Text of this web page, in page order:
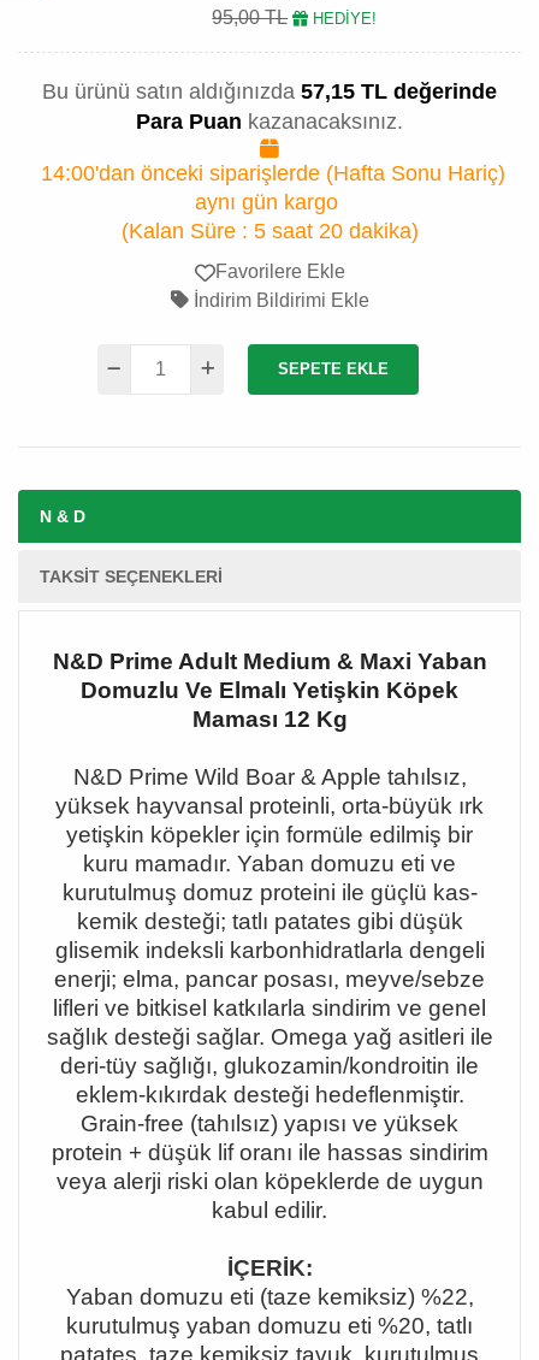
95,00 TL
HEDİYE!
Bu ürünü satın aldığınızda 57,15 TL değerinde
Para Puan kazanacaksınız.
14:00'dan önceki siparişlerde (Hafta Sonu Hariç)
aynı gün kargo
(Kalan Süre : 5 saat 20 dakika)
Favorilere Ekle
İndirim Bildirimi Ekle
SEPETE EKLE
N & D
TAKSIT SEÇENEKLERI
N&D Prime Adult Medium & Maxi Yaban
Domuzlu Ve Elmalı Yetişkin Köpek
Maması 12 Kg
N&D Prime Wild Boar & Apple tahılsız,
yüksek hayvansal proteinli, orta-büyük ırk
yetişkin köpekler için formüle edilmiş bir
kuru mamadır. Yaban domuzu eti ve
kurutulmuş domuz proteini ile güçlü kas-
kemik desteği; tatlı patates gibi düşük
glisemik indeksli karbonhidratlarla dengeli
enerji; elma, pancar posası, meyve/sebze
lifleri ve bitkisel katkılarla sindirim ve genel
sağlık desteği sağlar. Omega yağ asitleri ile
deri-tüy sağlığı, glukozamin/kondroitin ile
eklem-kıkırdak desteği hedeflenmiştir.
Grain-free (tahılsız) yapısı ve yüksek
protein + düşük lif oranı ile hassas sindirim
veya alerji riski olan köpeklerde de uygun
kabul edilir.
İÇERİK:
Yaban domuzu eti (taze kemiksiz) %22,
kurutulmuş yaban domuzu eti %20, tatlı
patates, taze kemiksiz tavuk, kurutulmuş